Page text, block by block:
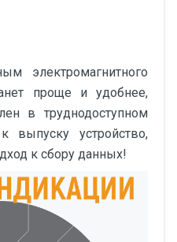
электромагнитного
проще и удобнее,
в труднодоступном
выпуску устройство,
к сбору данных!